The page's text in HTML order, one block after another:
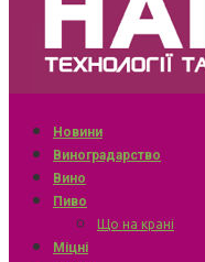
Новини
Виноградарство
Вино
Пиво
Що на крані
Міцні